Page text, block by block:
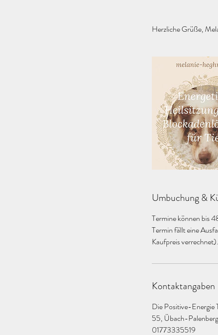
Herzliche Grüße,
Umbuchung &
Termine können bis
Termin fällt eine
Kaufpreis verrechnet).
Kontaktangaben
Die Positive-Energie
55, Übach-
01773335519